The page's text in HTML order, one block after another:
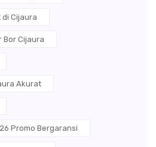
di Cijaura
Bor Cijaura
Akurat
Promo Bergaransi